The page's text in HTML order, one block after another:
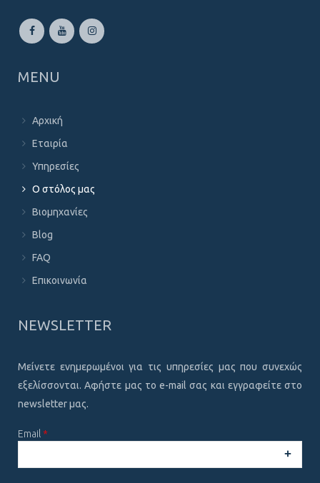
MENU
Αρχική
Εταιρία
Υπηρεσίες
Ο στόλος μας
Βιομηχανίες
Blog
FAQ
Επικοινωνία
NEWSLETTER
Μείνετε ενημερωμένοι για τις υπηρεσίες μας που συνεχώς
εξελίσσονται. Αφήστε μας το e-mail σας και εγγραφείτε στο
newsletter μας.
Email *